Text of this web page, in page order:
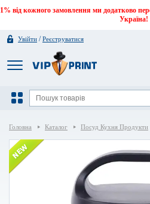
1% від кожного замовлення ми додатково
Україна!
Увійти /Реєструватися
Головна Каталог Посуд Кухня Продукти